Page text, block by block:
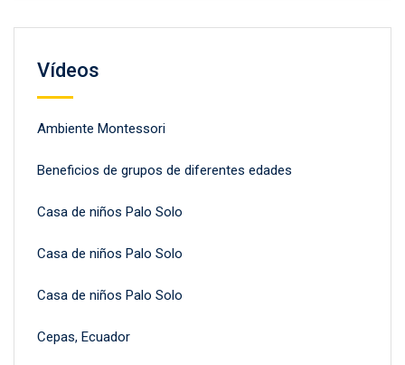
Vídeos
Ambiente Montessori
Beneficios de grupos de diferentes edades
Casa de niños Palo Solo
Casa de niños Palo Solo
Casa de niños Palo Solo
Cepas, Ecuador